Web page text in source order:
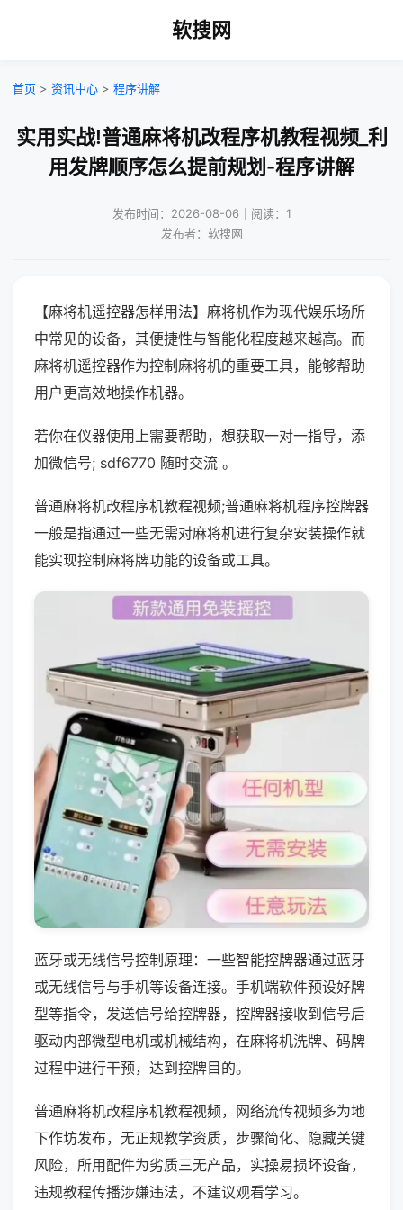
软搜网
首页 > 资讯中心 > 程序讲解
实用实战!普通麻将机改程序机教程视频_利
用发牌顺序怎么提前规划-程序讲解
发布时间：2026-08-06｜阅读：1
发布者：软搜网
【麻将机遥控器怎样用法】麻将机作为现代娱乐场所
中常见的设备，其便捷性与智能化程度越来越高。而
麻将机遥控器作为控制麻将机的重要工具，能够帮助
用户更高效地操作机器。
若你在仪器使用上需要帮助，想获取一对一指导，添
加微信号; sdf6770 随时交流 。
普通麻将机改程序机教程视频;普通麻将机程序控牌器
一般是指通过一些无需对麻将机进行复杂安装操作就
能实现控制麻将牌功能的设备或工具。
蓝牙或无线信号控制原理：一些智能控牌器通过蓝牙
或无线信号与手机等设备连接。手机端软件预设好牌
型等指令，发送信号给控牌器，控牌器接收到信号后
驱动内部微型电机或机械结构，在麻将机洗牌、码牌
过程中进行干预，达到控牌目的。
普通麻将机改程序机教程视频，网络流传视频多为地
下作坊发布，无正规教学资质，步骤简化、隐藏关键
风险，所用配件为劣质三无产品，实操易损坏设备，
违规教程传播涉嫌违法，不建议观看学习。